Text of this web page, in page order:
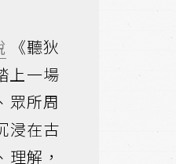
《聽狄
上一場
眾所周
浸在古
理解，